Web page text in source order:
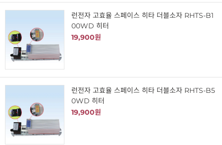
런전자 고효율 스페이스 히타 더블소자 RHTS-B1
00WD 히터
19,900원
런전자 고효율 스페이스 히타 더블소자 RHTS-B5
0WD 히터
19,900원